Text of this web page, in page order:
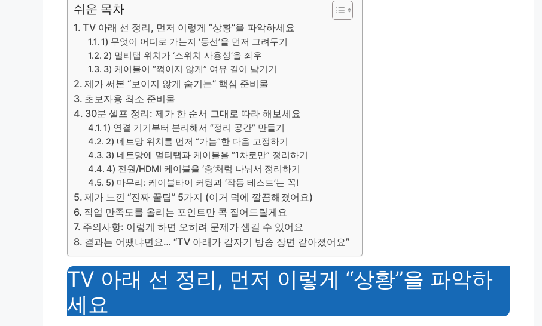
쉬운 목차
TV 아래 선 정리, 먼저 이렇게 “상황”을 파악하세요
1) 무엇이 어디로 가는지 ‘동선’을 먼저 그려두기
2) 멀티탭 위치가 ‘스위치 사용성’을 좌우
3) 케이블이 “꺾이지 않게” 여유 길이 남기기
제가 써본 “보이지 않게 숨기는” 핵심 준비물
초보자용 최소 준비물
30분 셀프 정리: 제가 한 순서 그대로 따라 해보세요
1) 연결 기기부터 분리해서 “정리 공간” 만들기
2) 네트망 위치를 먼저 “가늠”한 다음 고정하기
3) 네트망에 멀티탭과 케이블을 “1차로만” 정리하기
4) 전원/HDMI 케이블을 ‘층’처럼 나눠서 정리하기
5) 마무리: 케이블타이 커팅과 ‘작동 테스트’는 꼭!
제가 느낀 “진짜 꿀팁” 5가지 (이거 덕에 깔끔해졌어요)
작업 만족도를 올리는 포인트만 콕 집어드릴게요
주의사항: 이렇게 하면 오히려 문제가 생길 수 있어요
결과는 어땠냐면요… “TV 아래가 갑자기 방송 장면 같아졌어요”
TV 아래 선 정리, 먼저 이렇게 “상황”을 파악하
세요